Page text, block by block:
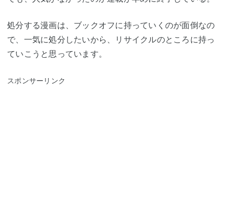
処分する漫画は、ブックオフに持っていくのが面倒なの
で、一気に処分したいから、リサイクルのところに持っ
ていこうと思っています。
スポンサーリンク